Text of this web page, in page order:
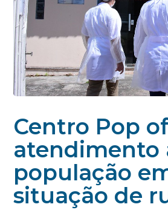
Centro Pop
atendimento
população
situação de